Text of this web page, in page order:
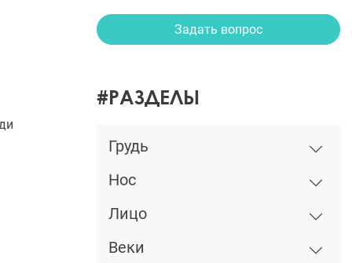
Задать вопрос
#РАЗДЕЛЫ
Грудь
Нос
Лицо
Веки